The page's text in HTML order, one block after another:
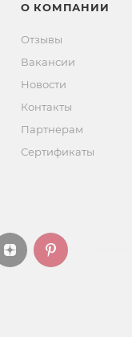
О КОМПАНИИ
Отзывы
Вакансии
Новости
Контакты
Партнерам
Сертификаты